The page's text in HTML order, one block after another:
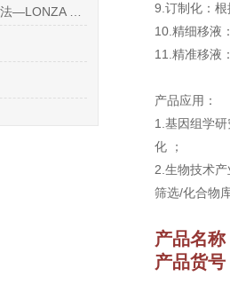
9.订制化：
10.精细移液
11.精准移液
产品应用：
1.基因组学
化 ；
2.生物技术
筛选/化合物
产品名
产品货